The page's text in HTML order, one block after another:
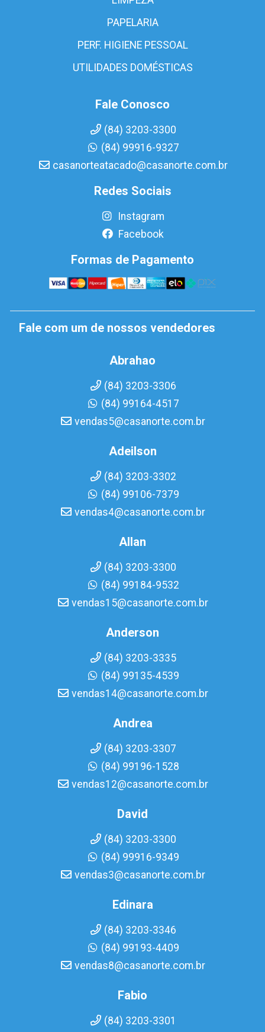
PAPELARIA
PERF. HIGIENE PESSOAL
UTILIDADES DOMÉSTICAS
Fale Conosco
(84) 3203-3300
(84) 99916-9327
casanorteatacado@casanorte.com.br
Redes Sociais
Instagram
Facebook
Formas de Pagamento
Fale com um de nossos vendedores
Abrahao
(84) 3203-3306
(84) 99164-4517
vendas5@casanorte.com.br
Adeilson
(84) 3203-3302
(84) 99106-7379
vendas4@casanorte.com.br
Allan
(84) 3203-3300
(84) 99184-9532
vendas15@casanorte.com.br
Anderson
(84) 3203-3335
(84) 99135-4539
vendas14@casanorte.com.br
Andrea
(84) 3203-3307
(84) 99196-1528
vendas12@casanorte.com.br
David
(84) 3203-3300
(84) 99916-9349
vendas3@casanorte.com.br
Edinara
(84) 3203-3346
(84) 99193-4409
vendas8@casanorte.com.br
Fabio
(84) 3203-3301